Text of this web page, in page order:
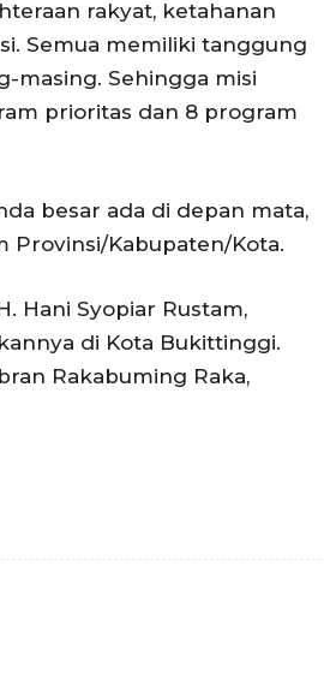
rakyat, ketahanan
Semua memiliki tanggung
masing. Sehingga misi
prioritas dan 8 program
besar ada di depan mata,
Provinsi/Kabupaten/Kota.
Hani Syopiar Rustam,
di Kota Bukittinggi.
Rakabuming Raka,